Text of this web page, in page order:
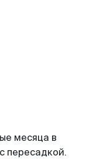
месяца в
пересадкой.